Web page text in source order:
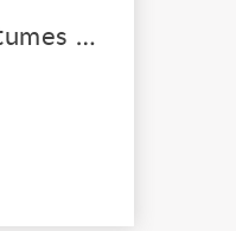
Lot de 80 costumes de scène pro